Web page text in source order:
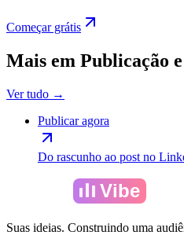
Começar grátis
Mais em Publicação
Ver tudo →
Publicar agora
Do rascunho ao post no
Vibe
Suas ideias. Construindo uma